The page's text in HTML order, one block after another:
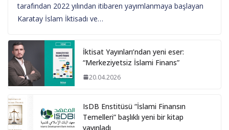
tarafından 2022 yılından itibaren yayımlanmaya başlayan
Karatay İslam İktisadı ve…
İktisat Yayınları’ndan yeni eser:
“Merkeziyetsiz İslami Finans”
20.04.2026
IsDB Enstitüsü “İslami Finansın
Temelleri” başlıklı yeni bir kitap
yayınladı